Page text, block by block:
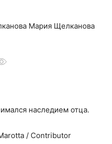
о
нем
Мария Щелканова
наследием отца.
/ Contributor